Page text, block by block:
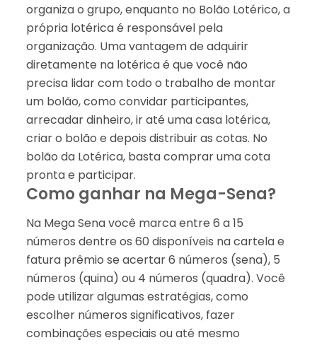
organiza o grupo, enquanto no Bolão Lotérico, a
própria lotérica é responsável pela
organização. Uma vantagem de adquirir
diretamente na lotérica é que você não
precisa lidar com todo o trabalho de montar
um bolão, como convidar participantes,
arrecadar dinheiro, ir até uma casa lotérica,
criar o bolão e depois distribuir as cotas. No
bolão da Lotérica, basta comprar uma cota
pronta e participar.
Como ganhar na Mega-Sena?
Na Mega Sena você marca entre 6 a 15
números dentre os 60 disponíveis na cartela e
fatura prêmio se acertar 6 números (sena), 5
números (quina) ou 4 números (quadra). Você
pode utilizar algumas estratégias, como
escolher números significativos, fazer
combinações especiais ou até mesmo